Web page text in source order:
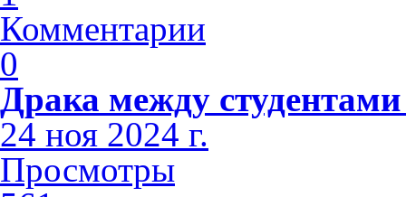
Комментарии
0
Драка между
24 ноя 2024 г.
Просмотры